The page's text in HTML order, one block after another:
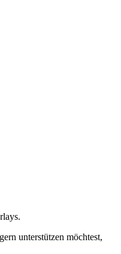
unterstützen möchtest,